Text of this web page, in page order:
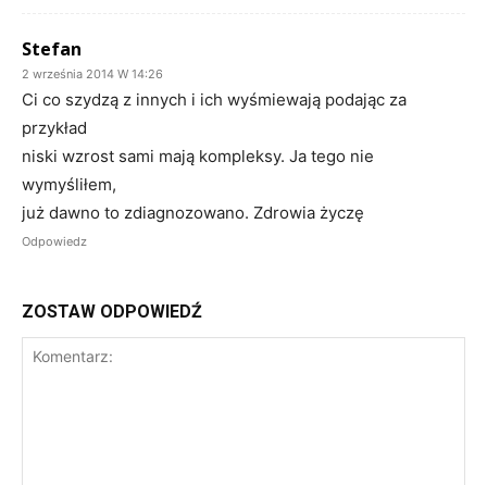
Stefan
2 września 2014 W 14:26
Ci co szydzą z innych i ich wyśmiewają podając za
przykład
niski wzrost sami mają kompleksy. Ja tego nie
wymyśliłem,
już dawno to zdiagnozowano. Zdrowia życzę
Odpowiedz
ZOSTAW ODPOWIEDŹ